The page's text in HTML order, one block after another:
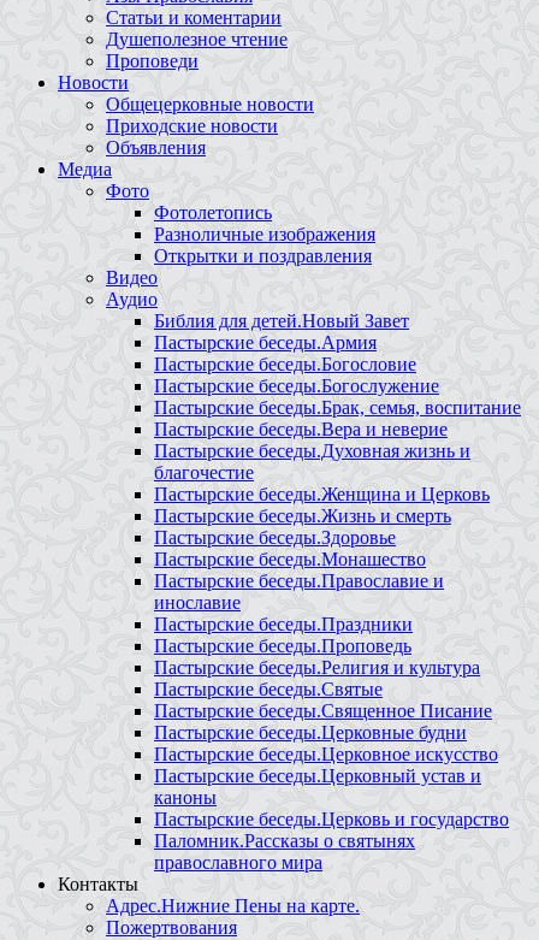
Статьи и коментарии
Душеполезное чтение
Проповеди
Новости
Общецерковные новости
Приходские новости
Объявления
Медиа
Фото
Фотолетопись
Разноличные изображения
Открытки и поздравления
Видео
Аудио
Библия для детей.Новый Завет
Пастырские беседы.Армия
Пастырские беседы.Богословие
Пастырские беседы.Богослужение
Пастырские беседы.Брак, семья, воспитание
Пастырские беседы.Вера и неверие
Пастырские беседы.Духовная жизнь и
благочестие
Пастырские беседы.Женщина и Церковь
Пастырские беседы.Жизнь и смерть
Пастырские беседы.Здоровье
Пастырские беседы.Монашество
Пастырские беседы.Православие и
инославие
Пастырские беседы.Праздники
Пастырские беседы.Проповедь
Пастырские беседы.Религия и культура
Пастырские беседы.Святые
Пастырские беседы.Священное Писание
Пастырские беседы.Церковные будни
Пастырские беседы.Церковное искусство
Пастырские беседы.Церковный устав и
каноны
Пастырские беседы.Церковь и государство
Паломник.Рассказы о святынях
православного мира
Контакты
Адрес.Нижние Пены на карте.
Пожертвования